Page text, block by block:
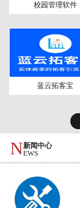
校园管理软件
蓝云拓客宝
N新闻中心
EWS